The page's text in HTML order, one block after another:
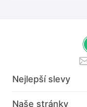
Nejlepší slevy
Naše stránky